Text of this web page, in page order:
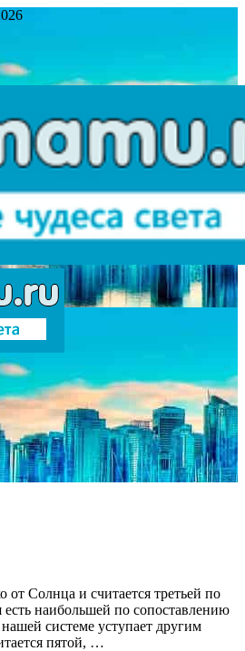
от Солнца и считается третьей по
есть наибольшей по сопоставлению
системе уступает другим
пятой, …